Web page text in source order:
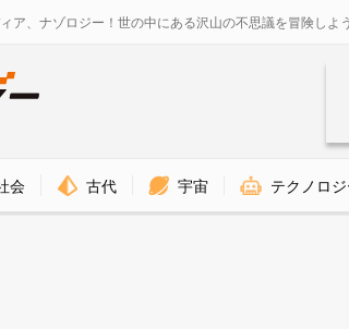
ア、ナゾロジー！世の中にある沢山の不思議を冒険しよ
会 古代 宇宙 テクノロ